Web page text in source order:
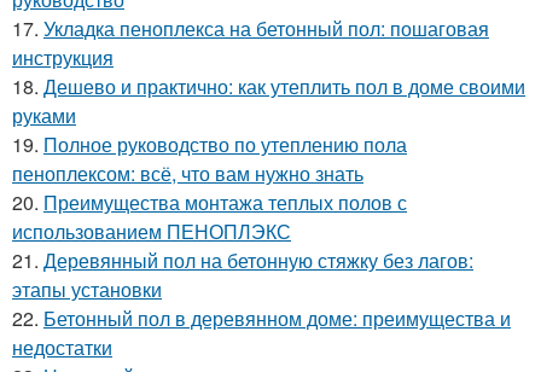
17. Укладка пеноплекса на бетонный пол: пошаговая
инструкция
18. Дешево и практично: как утеплить пол в доме своими
руками
19. Полное руководство по утеплению пола
пеноплексом: всё, что вам нужно знать
20. Преимущества монтажа теплых полов с
использованием ПЕНОПЛЭКС
21. Деревянный пол на бетонную стяжку без лагов:
этапы установки
22. Бетонный пол в деревянном доме: преимущества и
недостатки